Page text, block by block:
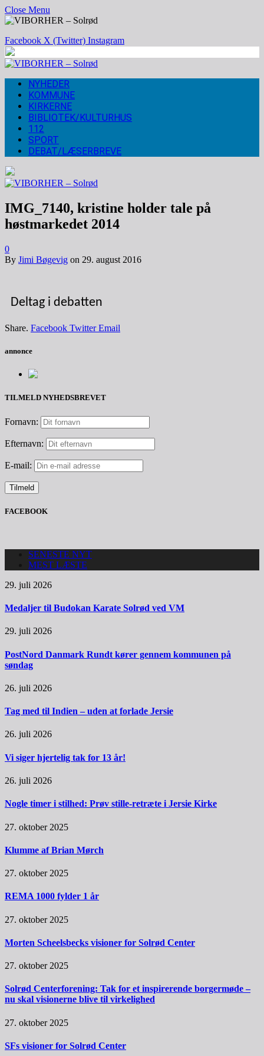
Close Menu
Facebook X (Twitter) Instagram
NYHEDER
KOMMUNE
KIRKERNE
BIBLIOTEK/KULTURHUS
112
SPORT
DEBAT/LÆSERBREVE
IMG_7140, kristine holder tale på
høstmarkedet 2014
0
By Jimi Bøgevig on 29. august 2016
Deltag i debatten
Share. Facebook Twitter Email
annonce
TILMELD NYHEDSBREVET
Fornavn:
Efternavn:
E-mail:
FACEBOOK
SENESTE NYT
MEST LÆSTE
29. juli 2026
Medaljer til Budokan Karate Solrød ved VM
29. juli 2026
PostNord Danmark Rundt kører gennem kommunen på
søndag
26. juli 2026
Tag med til Indien – uden at forlade Jersie
26. juli 2026
Vi siger hjertelig tak for 13 år!
26. juli 2026
Nogle timer i stilhed: Prøv stille-retræte i Jersie Kirke
27. oktober 2025
Klumme af Brian Mørch
27. oktober 2025
REMA 1000 fylder 1 år
27. oktober 2025
Morten Scheelsbecks visioner for Solrød Center
27. oktober 2025
Solrød Centerforening: Tak for et inspirerende borgermøde –
nu skal visionerne blive til virkelighed
27. oktober 2025
SFs visioner for Solrød Center